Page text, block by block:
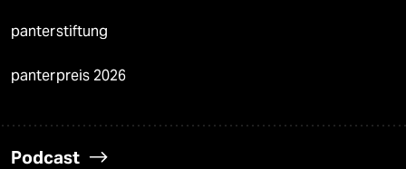
panterstiftung
panterpreis 2026
Podcast